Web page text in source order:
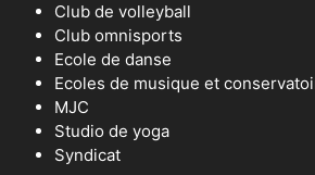
Club de volleyball
Club omnisports
Ecole de danse
Ecoles de musique et
MJC
Studio de yoga
Syndicat